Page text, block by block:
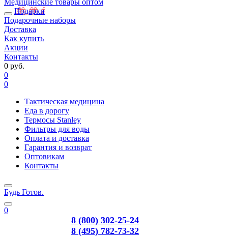
Медицинские товары оптом
Подарки
Подарочные наборы
Доставка
Как купить
Акции
Контакты
0 руб.
0
0
Тактическая медицина
Еда в дорогу
Термосы Stanley
Фильтры для воды
Оплата и доставка
Гарантия и возврат
Оптовикам
Контакты
Будь Готов.
0
8 (800) 302-25-24
8 (495) 782-73-32